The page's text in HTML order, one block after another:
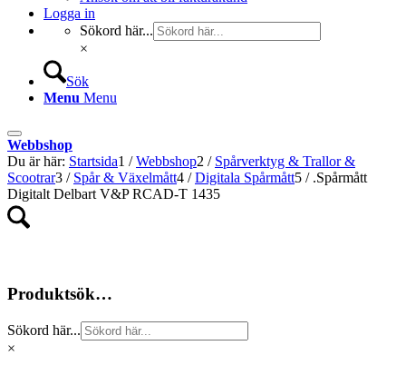
Logga in
Sökord här...
×
Sök
Menu Menu
Webbshop
Du är här: Startsida1 / Webbshop2 / Spårverktyg & Trallor &
Scootrar3 / Spår & Växelmått4 / Digitala Spårmått5 / .Spårmått
Digitalt Delbart V&P RCAD-T 1435
Produktsök…
Sökord här...
×